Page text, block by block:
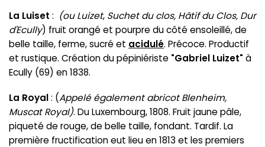
La Luiset : (ou Luizet, Suchet du clos, Hâtif du Clos, Dur
d'Ecully) fruit orangé et pourpre du côté ensoleillé, de
belle taille, ferme, sucré et acidulé. Précoce. Productif
et rustique. Création du pépiniériste "Gabriel Luizet" à
Ecully (69) en 1838.
La Royal: (Appelé également abricot Blenheim,
Muscat Royal). Du Luxembourg, 1808. Fruit jaune pâle,
piqueté de rouge, de belle taille, fondant. Tardif. La
première fructification eut lieu en 1813 et les premiers